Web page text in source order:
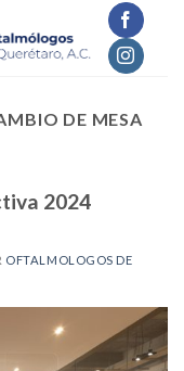
DE MESA
2024
OFTALMOLOGOS DE